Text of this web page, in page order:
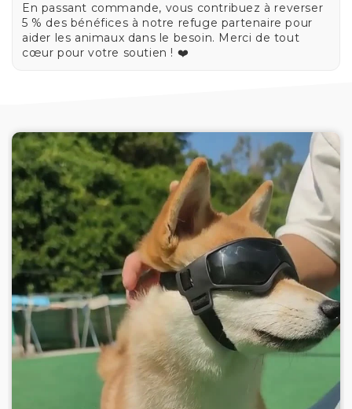
En passant commande, vous contribuez à reverser
5 % des bénéfices à notre refuge partenaire pour
aider les animaux dans le besoin. Merci de tout
cœur pour votre soutien ! ❤️